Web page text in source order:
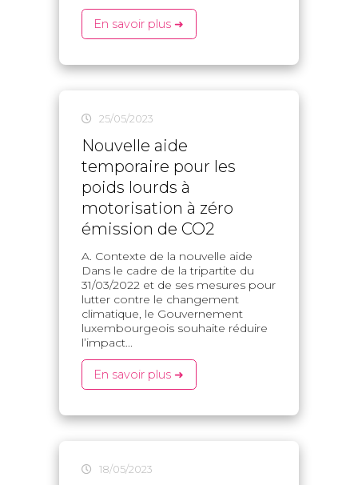
En savoir plus ➜
25/05/2023
Nouvelle aide
temporaire pour les
poids lourds à
motorisation à zéro
émission de CO2
A. Contexte de la nouvelle aide
Dans le cadre de la tripartite du
31/03/2022 et de ses mesures pour
lutter contre le changement
climatique, le Gouvernement
luxembourgeois souhaite réduire
l’impact...
En savoir plus ➜
18/05/2023